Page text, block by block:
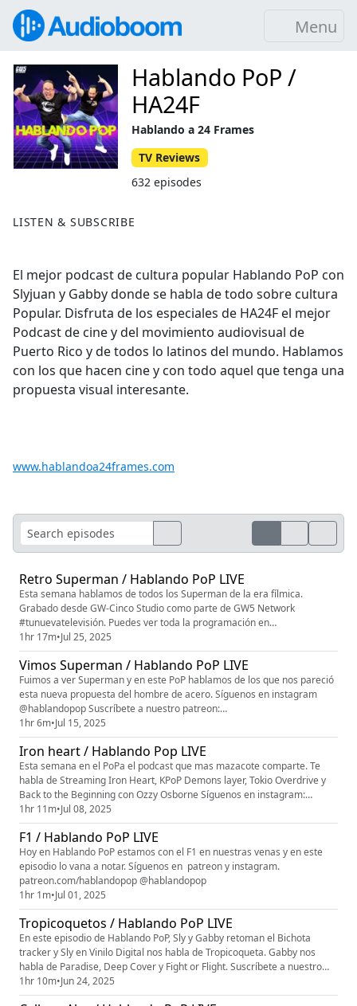
Menu
LISTEN & SUBSCRIBE
El mejor podcast de cultura popular Hablando PoP con
Slyjuan y Gabby donde se habla de todo sobre cultura
Popular. Disfruta de los especiales de HA24F el mejor
Podcast de cine y del movimiento audiovisual de
Puerto Rico y de todos lo latinos del mundo. Hablamos
con los que hacen cine y con todo aquel que tenga una
propuesta visual interesante.
www.hablandoa24frames.com
Hablando PoP /
HA24F
Hablando a 24 Frames
TV Reviews
632 episodes
Retro Superman / Hablando PoP LIVE
Esta semana hablamos de todos los Superman de la era fílmica.
Grabado desde GW-Cinco Studio como parte de GW5 Network
#tunuevatelevisión. Puedes ver toda la programación en
www.gwcinco.com. siguenos en instagram @gw_cinco Patreon:
patreon.com/bienabiertas patreon.com/gw5network
patreon.com/hablandopop
1hr 17m•Jul 25, 2025
Vimos Superman / Hablando PoP LIVE
Fuimos a ver Superman y en este PoP hablamos de los que nos pareció
esta nueva propuesta del hombre de acero. Síguenos en instagram
@hablandopop Suscríbete a nuestro patreon:
patreon.com/hablandopop Hablando PoP una producción de GW-Cinco
Studio para GW5 Network
1hr 6m•Jul 15, 2025
Iron heart / Hablando Pop LIVE
Esta semana en el PoPa el podcast que mas mazacote comparte. Te
habla de Streaming Iron Heart, KPoP Demons layer, Tokio Overdrive y
Back to the Beginning con Ozzy Osborne Síguenos en instagram:
@hablandopop Y Suscríbete a nuestro patreon
patreon.com/hablandopop
1hr 11m•Jul 08, 2025
F1 / Hablando PoP LIVE
Hoy en Hablando PoP estamos con el F1 en nuestras venas y en este
episodio lo vana a notar. Síguenos en patreon y instagram.
patreon.com/hablandopop @hablandopop
1hr 1m•Jul 01, 2025
Tropicoquetos / Hablando PoP LIVE
En este episodio de Hablando PoP, Sly y Gabby retoman el Bichota
tracker y Sly en Vinilo Digital nos habla de Tropicoqueta. Gabby nos
habla de Paradise, Deep Cover y Fight or Flight. Suscríbete a nuestro
Patreon patreon.com/hablandopop Síguenos en Instagram
@hablandopop
1hr 10m•Jun 24, 2025